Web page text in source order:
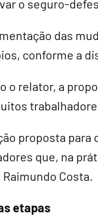
o seguro-
das
conforme a
o relator, a
proposta
que, na
Costa.
etapas